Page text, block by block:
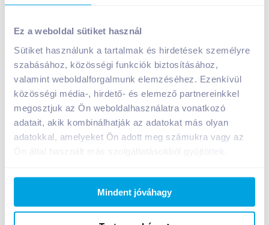
Ez a weboldal sütiket használ
Sütiket használunk a tartalmak és hirdetések személyre
szabásához, közösségi funkciók biztosításához,
valamint weboldalforgalmunk elemzéséhez. Ezenkívül
közösségi média-, hirdető- és elemező partnereinkkel
megosztjuk az Ön weboldalhasználatra vonatkozó
adatait, akik kombinálhatják az adatokat más olyan
adatokkal, amelyeket Ön adott meg számukra vagy az
Ön által használt más szolgáltatásokból gyűjtöttek.
Mindent jóváhagy
499Ft /
Egységár: 4 158 Ft / kg
KosárbaKosárba
Bevásárlólistához adom Értesíts, ha olcsóbb!